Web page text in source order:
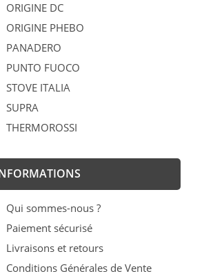
ORIGINE DC
ORIGINE PHEBO
PANADERO
PUNTO FUOCO
STOVE ITALIA
SUPRA
THERMOROSSI
Qui sommes-nous ?
Paiement sécurisé
Livraisons et retours
Conditions Générales de Vente